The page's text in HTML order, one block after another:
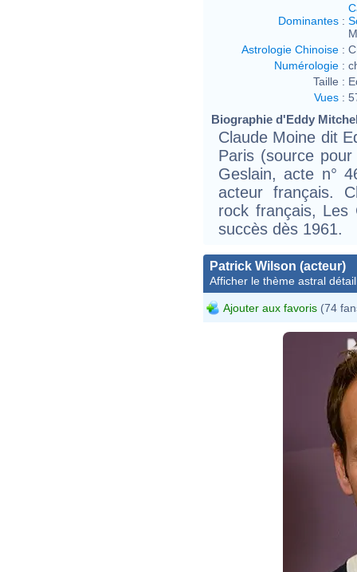
Dominantes :
Astrologie Chinoise :
Numérologie :
Taille :
Vues :
Biographie d'Eddy
Claude Moine dit
Paris (source
Geslain, acte n°
acteur français.
rock français, Les
succès dès 1961.
Patrick Wilson (acteur)
Afficher le thème astral
Ajouter aux favoris (74